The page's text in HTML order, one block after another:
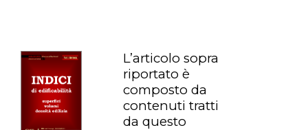
L’articolo sopra
riportato è
composto da
contenuti tratti
da questo